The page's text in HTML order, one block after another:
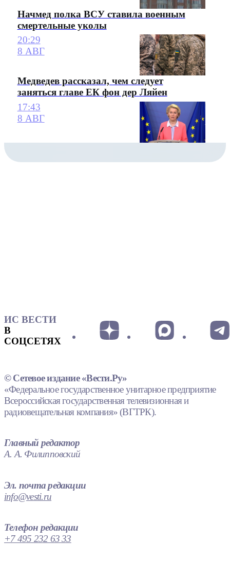
Начмед полка ВСУ ставила военным
смертельные уколы
20:29
8 АВГ
Медведев рассказал, чем следует
заняться главе ЕК фон дер Ляйен
17:43
8 АВГ
ИС ВЕСТИ
В
СОЦСЕТЯХ
© Сетевое издание «Вести.Ру»
«Федеральное государственное унитарное предприятие
Всероссийская государственная телевизионная и
радиовещательная компания» (ВГТРК).
Главный редактор
А. А. Филипповский
Эл. почта редакции
info@vesti.ru
Телефон редакции
+7 495 232 63 33